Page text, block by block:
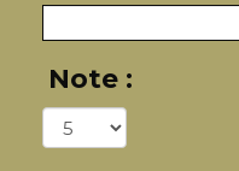
Note :